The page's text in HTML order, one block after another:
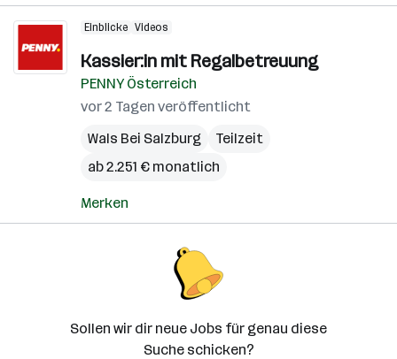
Einblicke Videos
Kassier:in mit Regalbetreuung
PENNY Österreich
vor 2 Tagen veröffentlicht
Wals Bei Salzburg
Teilzeit
ab 2.251 € monatlich
Merken
Sollen wir dir neue Jobs für genau diese
Suche schicken?